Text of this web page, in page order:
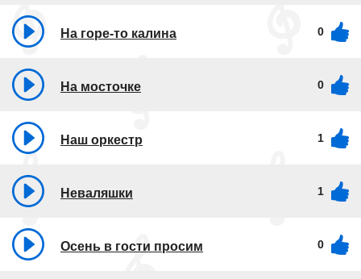
На горе-то калина 0
На мосточке 0
Наш оркестр 1
Неваляшки 1
Осень в гости просим 0